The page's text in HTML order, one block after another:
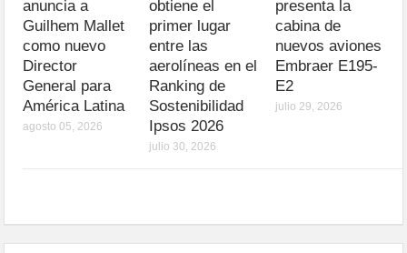
anuncia a
Guilhem Mallet
como nuevo
Director
General para
América Latina
agosto 05, 2026
obtiene el
primer lugar
entre las
aerolíneas en el
Ranking de
Sostenibilidad
Ipsos 2026
julio 30, 2026
presenta la
cabina de
nuevos aviones
Embraer E195-
E2
julio 29, 2026